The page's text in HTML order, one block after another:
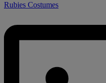
Rubies Costumes